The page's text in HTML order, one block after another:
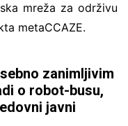
mreža za održivu
metaCCAZE.
zanimljivim
o robot-busu,
javni